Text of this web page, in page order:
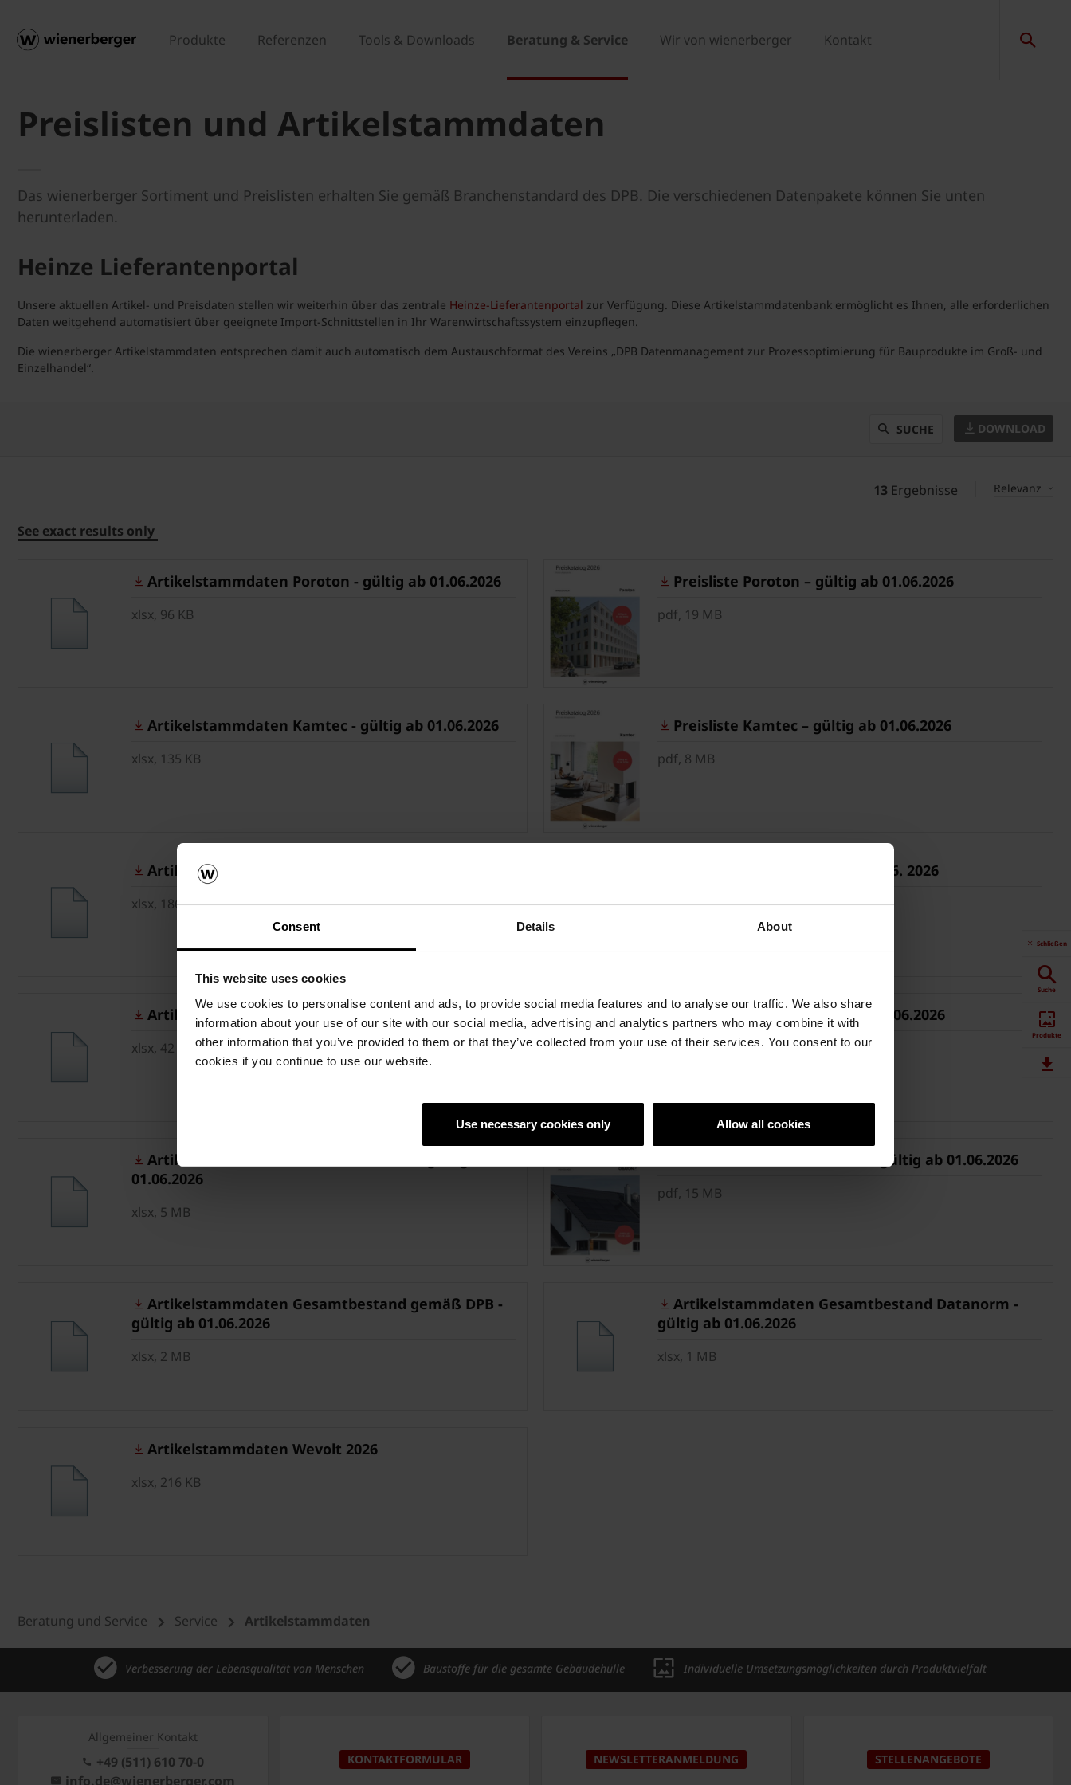
Consent Details About
This website uses cookies
We use cookies to personalise content and ads, to provide social media features and to analyse our traffic. We also share
information about your use of our site with our social media, advertising and analytics partners who may combine it with
other information that you’ve provided to them or that they’ve collected from your use of their services. You consent to our
cookies if you continue to use our website.
Use necessary cookies only Allow all cookies
Produkte Referenzen Tools & Downloads Beratung & Service Wir von wienerberger Kontakt
Preislisten und Artikelstammdaten
Das wienerberger Sortiment und Preislisten erhalten Sie gemäß Branchenstandard des DPB. Die verschiedenen Datenpakete können Sie unten
herunterladen.
Heinze Lieferantenportal
Unsere aktuellen Artikel- und Preisdaten stellen wir weiterhin über das zentrale Heinze-Lieferantenportal zur Verfügung. Diese Artikelstammdatenbank ermöglicht es Ihnen, alle erforderlichen
Daten weitgehend automatisiert über geeignete Import-Schnittstellen in Ihr Warenwirtschaftssystem einzupflegen.
Die wienerberger Artikelstammdaten entsprechen damit auch automatisch dem Austauschformat des Vereins „DPB Datenmanagement zur Prozessoptimierung für Bauprodukte im Groß- und
Einzelhandel“.
SUCHE DOWNLOAD
See exact results only
13 Ergebnisse Relevanz
Artikelstammdaten Poroton - gültig ab 01.06.2026
xlsx, 96 KB
Preisliste Poroton – gültig ab 01.06.2026
pdf, 19 MB
Artikelstammdaten Kamtec - gültig ab 01.06.2026
xlsx, 135 KB
Preisliste Kamtec – gültig ab 01.06.2026
pdf, 8 MB
Artikelstammdaten Terca - gültig ab 01.06.2026
xlsx, 186 KB
Preisliste Terca – gültig ab 01.06. 2026
pdf, 8 MB
Artikelstammdaten Penter - gültig ab 01.06.2026
xlsx, 42 KB
Preisliste Penter – gültig ab 01.06.2026
pdf, 6 MB
Artikelstammdaten Creaton/Koramic - gültig ab
01.06.2026
xlsx, 5 MB
Preisliste Creaton/Koramic – gültig ab 01.06.2026
pdf, 15 MB
Artikelstammdaten Gesamtbestand gemäß DPB -
gültig ab 01.06.2026
xlsx, 2 MB
Artikelstammdaten Gesamtbestand Datanorm -
gültig ab 01.06.2026
xlsx, 1 MB
Artikelstammdaten Wevolt 2026
xlsx, 216 KB
Schließen
Suche
Produkte
Beratung und Service Service Artikelstammdaten
Verbesserung der Lebensqualität von Menschen Baustoffe für die gesamte Gebäudehülle Individuelle Umsetzungsmöglichkeiten durch Produktvielfalt
Allgemeiner Kontakt
+49 (511) 610 70-0
info.de@wienerberger.com
KONTAKTFORMULAR NEWSLETTERANMELDUNG STELLENANGEBOTE